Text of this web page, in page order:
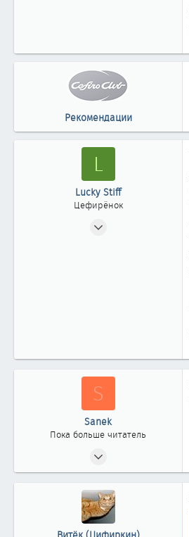
Рекомендации
L
Lucky Stiff
Цефирёнок
S
Sanek
Пока больше читатель
5